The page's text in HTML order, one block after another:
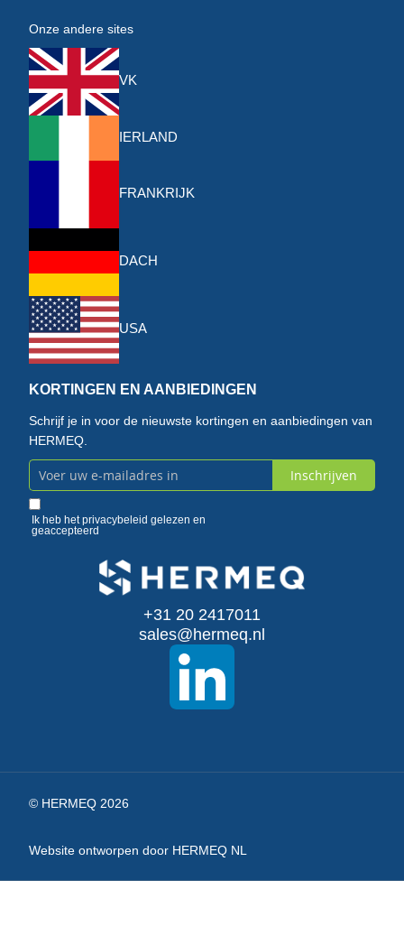
Onze andere sites
VK
IERLAND
FRANKRIJK
DACH
USA
KORTINGEN EN AANBIEDINGEN
Schrijf je in voor de nieuwste kortingen en aanbiedingen van
HERMEQ.
Abonneer
u
Inschrijven
Ik heb hetprivacybeleid gelezen en
geaccepteerd
+31 20 2417011
sales@hermeq.nl
© HERMEQ 2026
Website ontworpen door HERMEQ NL